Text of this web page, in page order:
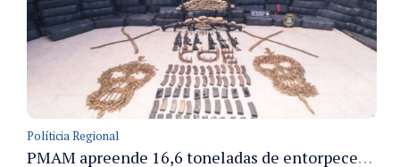
Políticia Regional
PMAM apreende 16,6 toneladas de entorpecentes e registra aumento nas prisões em flagrante e nas capturas de foragidos no primeiro semestre de 2026